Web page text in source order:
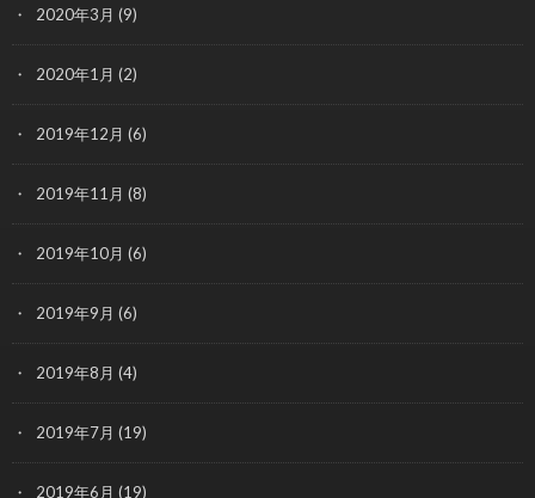
2020年3月 (9)
2020年1月 (2)
2019年12月 (6)
2019年11月 (8)
2019年10月 (6)
2019年9月 (6)
2019年8月 (4)
2019年7月 (19)
2019年6月 (19)